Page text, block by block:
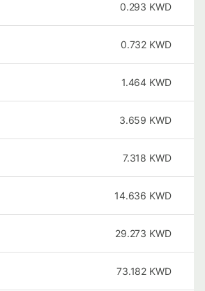
0.293 KWD
0.732 KWD
1.464 KWD
3.659 KWD
7.318 KWD
14.636 KWD
29.273 KWD
73.182 KWD